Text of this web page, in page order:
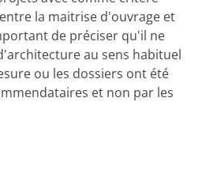
la maitrise d'ouvrage et
de préciser qu'il ne
au sens habituel
ou les dossiers ont été
et non par les